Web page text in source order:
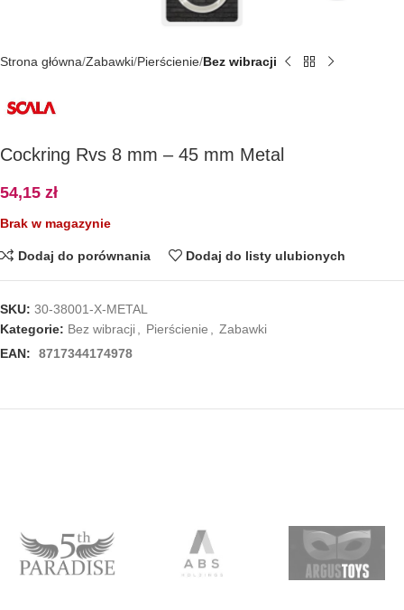
Strona główna Zabawki Pierścienie Bez wibracji
Cockring Rvs 8 mm – 45 mm Metal
54,15 zł
Brak w magazynie
Dodaj do porównania Dodaj do listy ulubionych
SKU: 30-38001-X-METAL
Kategorie: Bez wibracji, Pierścienie , Zabawki
EAN:
8717344174978